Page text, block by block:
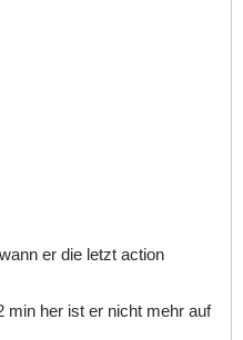
er die letzt action
min her ist er nicht mehr auf